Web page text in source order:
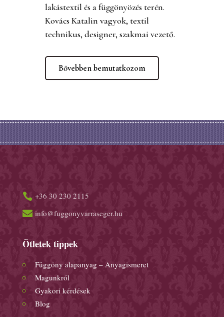
lakástextil és a függönyözés terén.
Kovács Katalin vagyok, textil
technikus, designer, szakmai vezető.
Bővebben bemutatkozom
 +36 30 230 2115
 info@fuggonyvarraseger.hu
Ötletek tippek
Függöny alapanyag – Anyagismeret
Magunkról
Gyakori kérdések
Blog